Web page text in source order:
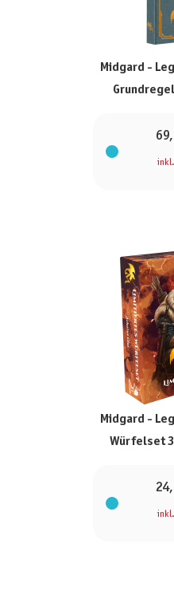
Midgard -
Midgard -
Würfelset